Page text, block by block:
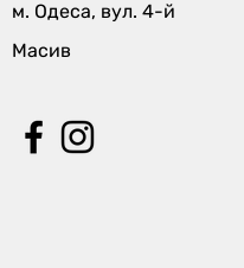
м. Одеса, вул. 4-й
Масив